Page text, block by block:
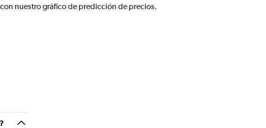
nuestro gráfico de predicción de precios.